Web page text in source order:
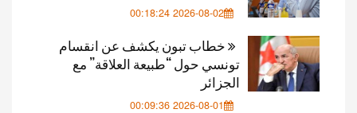
2026-08-02 00:18:24
خطاب تبون يكشف عن انقسام
تونسي حول “طبيعة العلاقة” مع
الجزائر
2026-08-01 00:09:36